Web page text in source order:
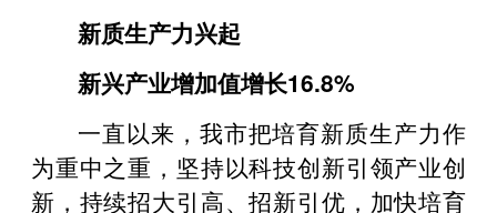
新质生产力兴起
新兴产业增加值增长16.8%
一直以来，我市把培育新质生产力作
为重中之重，坚持以科技创新引领产业创
新，持续招大引高、招新引优，加快培育